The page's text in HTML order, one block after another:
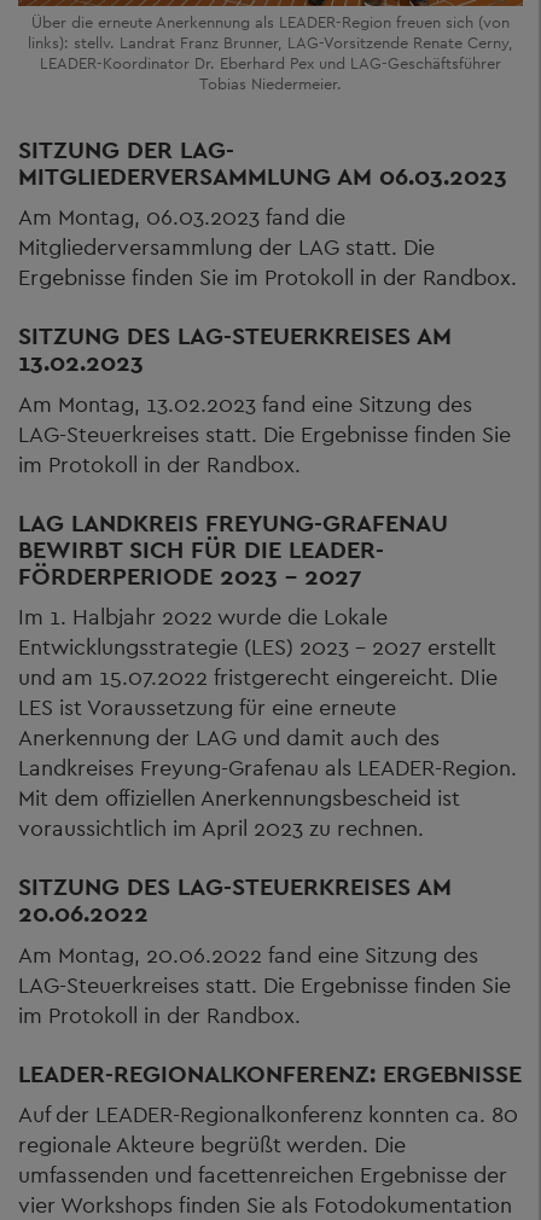
Über die erneute Anerkennung als LEADER-Region freuen sich (von
links): stellv. Landrat Franz Brunner, LAG-Vorsitzende Renate Cerny,
LEADER-Koordinator Dr. Eberhard Pex und LAG-Geschäftsführer
Tobias Niedermeier.
SITZUNG DER LAG-
MITGLIEDERVERSAMMLUNG AM 06.03.2023
Am Montag, 06.03.2023 fand die
Mitgliederversammlung der LAG statt. Die
Ergebnisse finden Sie im Protokoll in der Randbox.
SITZUNG DES LAG-STEUERKREISES AM
13.02.2023
Am Montag, 13.02.2023 fand eine Sitzung des
LAG-Steuerkreises statt. Die Ergebnisse finden Sie
im Protokoll in der Randbox.
LAG LANDKREIS FREYUNG-GRAFENAU
BEWIRBT SICH FÜR DIE LEADER-
FÖRDERPERIODE 2023 - 2027
Im 1. Halbjahr 2022 wurde die Lokale
Entwicklungsstrategie (LES) 2023 - 2027 erstellt
und am 15.07.2022 fristgerecht eingereicht. DIie
LES ist Voraussetzung für eine erneute
Anerkennung der LAG und damit auch des
Landkreises Freyung-Grafenau als LEADER-Region.
Mit dem offiziellen Anerkennungsbescheid ist
voraussichtlich im April 2023 zu rechnen.
SITZUNG DES LAG-STEUERKREISES AM
20.06.2022
Am Montag, 20.06.2022 fand eine Sitzung des
LAG-Steuerkreises statt. Die Ergebnisse finden Sie
im Protokoll in der Randbox.
LEADER-REGIONALKONFERENZ: ERGEBNISSE
Auf der LEADER-Regionalkonferenz konnten ca. 80
regionale Akteure begrüßt werden. Die
umfassenden und facettenreichen Ergebnisse der
vier Workshops finden Sie als Fotodokumentation